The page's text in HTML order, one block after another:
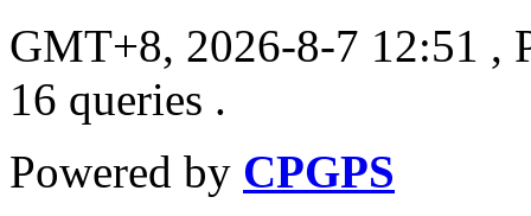
GMT+8, 2026-8-7 12:51 ,
16 queries .
Powered by CPGPS